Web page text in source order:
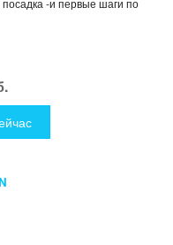
-и первые шаги по